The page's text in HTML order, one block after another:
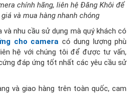
chính hãng, liên hệ Đăng Khôi để
và mua hàng nhanh chóng
nhu cầu sử dụng mà quý khách có
cho camera có dung lượng phù
hệ với chúng tôi để được tư vấn,
đáp ứng tốt nhất các yêu cầu sử
và giao hàng trên toàn quốc, cam